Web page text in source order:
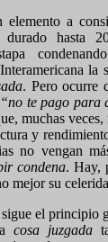
a
durado hasta
la
. Pero ocurre
“no te pago para
muchas
y
no vengan
condena. Hay,
mejor su
el principio
cosa juzgada